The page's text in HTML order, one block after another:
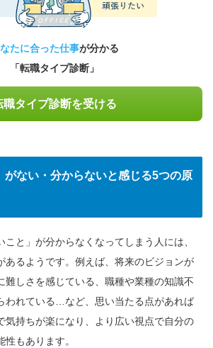
たに合った仕事が分かる
「転職タイプ診断」
職タイプ診断を受ける
がない・分からないと感じる5つの原
と」が分からなくなってしまう人には、
あるようです。例えば、将来のビジョンが
難しさを感じている、職種や業種の知識不
われている…など、思い当たる点があれば
気持ちが楽になり、より広い視点で自分の
もあります。